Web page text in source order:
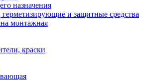
назначения
и защитные средства
монтажная
краски